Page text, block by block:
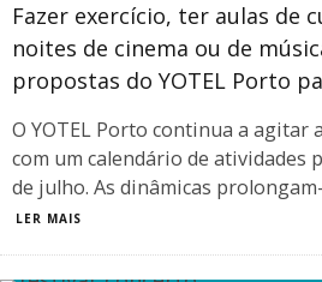
Fazer exercício, ter aulas de
noites de cinema ou de
propostas do YOTEL Porto
O YOTEL Porto continua a agitar
com um calendário de atividades
de julho. As dinâmicas
LER MAIS